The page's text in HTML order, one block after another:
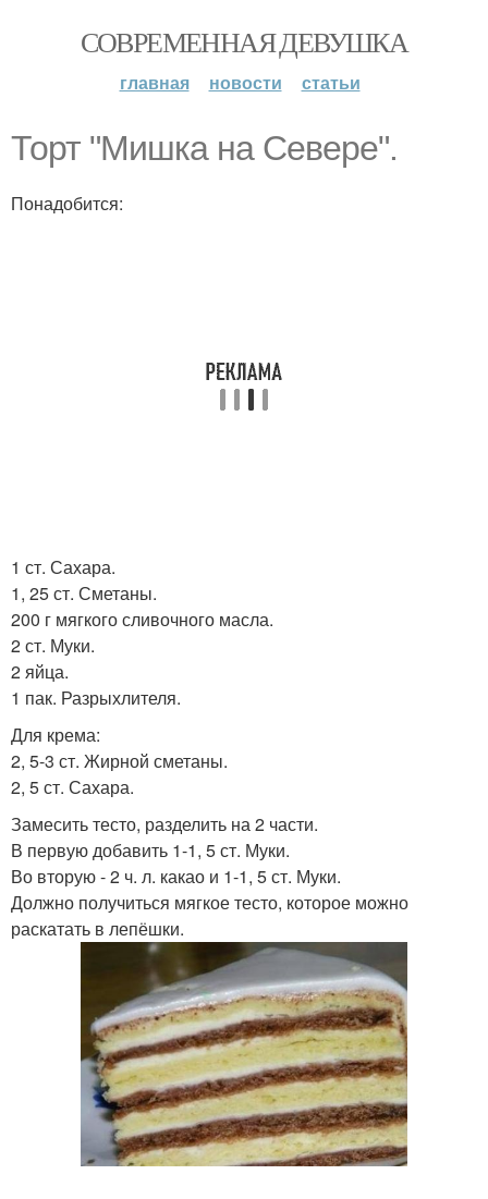
СОВРЕМЕННАЯ ДЕВУШКА
главная новости статьи
Торт "Мишка на Севере".
Понадобится:
1 ст. Сахара.
1, 25 ст. Сметаны.
200 г мягкого сливочного масла.
2 ст. Муки.
2 яйца.
1 пак. Разрыхлителя.
Для крема:
2, 5-3 ст. Жирной сметаны.
2, 5 ст. Сахара.
Замесить тесто, разделить на 2 части.
В первую добавить 1-1, 5 ст. Муки.
Во вторую - 2 ч. л. какао и 1-1, 5 ст. Муки.
Должно получиться мягкое тесто, которое можно
раскатать в лепёшки.